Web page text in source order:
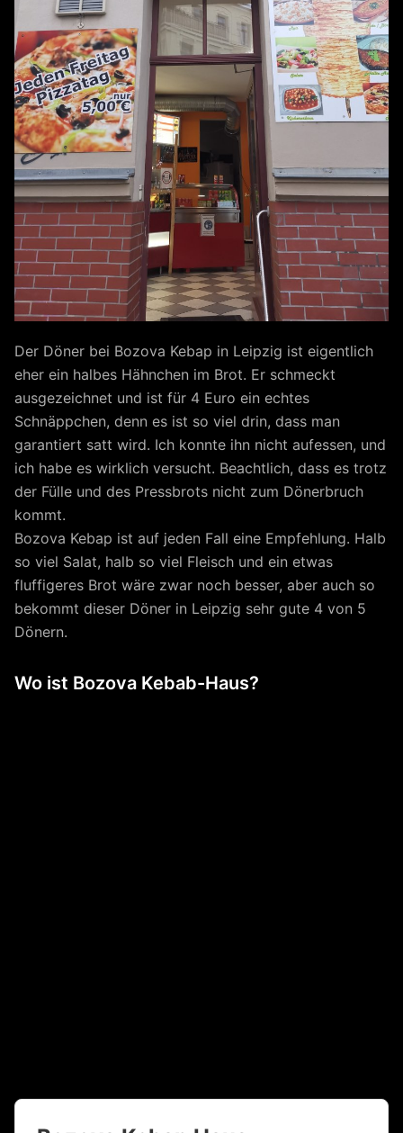
Der Döner bei Bozova Kebap in Leipzig ist eigentlich
eher ein halbes Hähnchen im Brot. Er schmeckt
ausgezeichnet und ist für 4 Euro ein echtes
Schnäppchen, denn es ist so viel drin, dass man
garantiert satt wird. Ich konnte ihn nicht aufessen, und
ich habe es wirklich versucht. Beachtlich, dass es trotz
der Fülle und des Pressbrots nicht zum Dönerbruch
kommt.
Bozova Kebap ist auf jeden Fall eine Empfehlung. Halb
so viel Salat, halb so viel Fleisch und ein etwas
fluffigeres Brot wäre zwar noch besser, aber auch so
bekommt dieser Döner in Leipzig sehr gute 4 von 5
Dönern.
Wo ist Bozova Kebab-Haus?